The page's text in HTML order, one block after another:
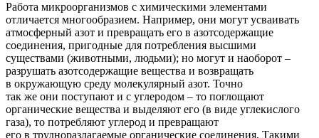
Работа микроорганизмов с химическими элементами
отличается многообразием. Например, они могут усваивать
атмосферный азот и превращать его в азотсодержащие
соединения, пригодные для потребления высшими
существами (животными, людьми); но могут и наоборот –
разрушать азотсодержащие вещества и возвращать
в окружающую среду молекулярный азот. Точно
так же они поступают и с углеродом – то поглощают
органические вещества и выделяют его (в виде углекислого
газа), то потребляют углерод и превращают
его в трудноразлагаемые органические соединения. Такими